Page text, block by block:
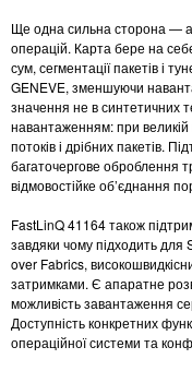
Ще одна сильна сторона —
операцій. Карта бере на
сум, сегментації пакетів і
GENEVE, зменшуючи
значення не в синтетичних
навантаженням: при великій
потоків і дрібних пакетів.
багаточергове оброблення
відмовостійке об’єднання
FastLinQ 41164 також
завдяки чому підходить
over Fabrics,
затримками. Є апаратне
можливість завантаження
Доступність конкретних
операційної системи та